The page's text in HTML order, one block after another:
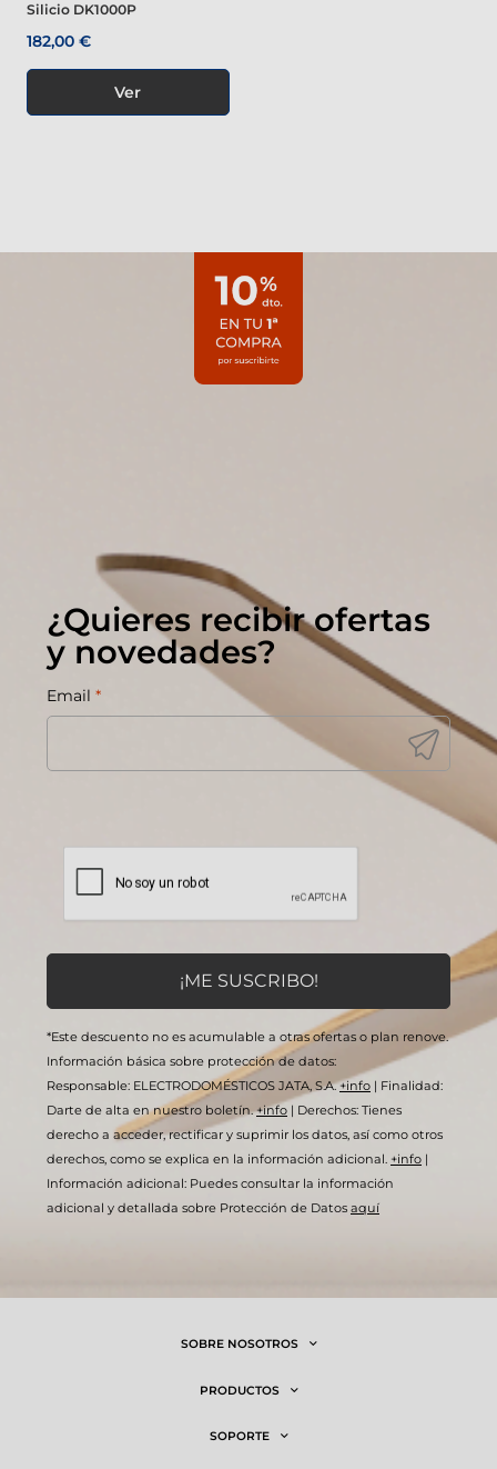
Silicio DK1000P
182,00 €
Ver
¿Quieres recibir ofertas
y novedades?
Email *
*Este descuento no es acumulable a otras ofertas o plan renove.
Información básica sobre protección de datos:
Responsable: ELECTRODOMÉSTICOS JATA, S.A.+info | Finalidad:
Darte de alta en nuestro boletín.+info | Derechos: Tienes
derecho a acceder, rectificar y suprimir los datos, así como otros
derechos, como se explica en la información adicional. +info |
Información adicional: Puedes consultar la información
adicional y detallada sobre Protección de Datos aquí
SOBRE NOSOTROS
PRODUCTOS
SOPORTE